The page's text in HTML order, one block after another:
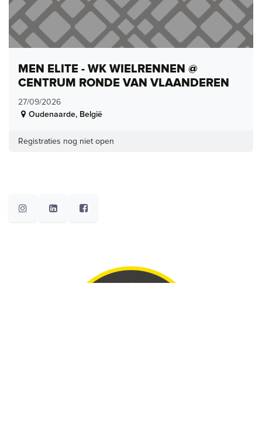
MEN ELITE - WK WIELRENNEN @
CENTRUM RONDE VAN VLAANDEREN
27/09/2026
Oudenaarde, België
Registraties nog niet open